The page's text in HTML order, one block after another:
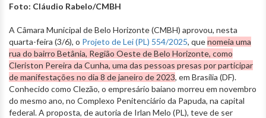
Foto: Cláudio Rabelo/CMBH
A Câmara Municipal de Belo Horizonte (CMBH) aprovou, nesta
quarta-feira (3/6), o Projeto de Lei (PL) 554/2025, quenomeia uma
rua do bairro Betânia, Região Oeste de Belo Horizonte, como
Cleriston Pereira da Cunha, uma das pessoas presas por participar
de manifestações no dia 8 de janeiro de 2023, em Brasília (DF).
Conhecido como Clezão, o empresário baiano morreu em novembro
do mesmo ano, no Complexo Penitenciário da Papuda, na capital
federal. A proposta, de autoria de Irlan Melo (PL), teve de ser